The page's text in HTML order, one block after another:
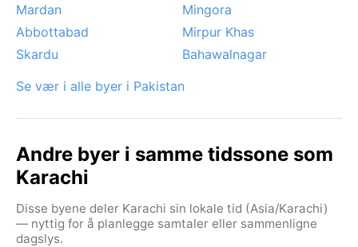
Mardan
Mingora
Abbottabad
Mirpur Khas
Skardu
Bahawalnagar
Se vær i alle byer i Pakistan
Andre byer i samme tidssone som
Karachi
Disse byene deler Karachi sin lokale tid (Asia/Karachi)
— nyttig for å planlegge samtaler eller sammenligne
dagslys.